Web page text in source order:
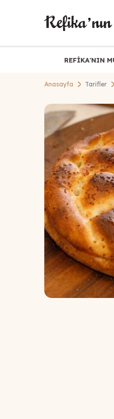
REFİKA'NIN
Anasayfa Tarifler